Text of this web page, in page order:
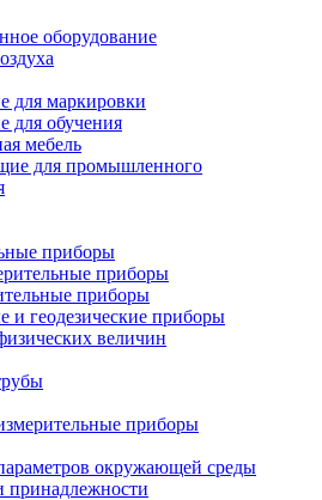
оборудование
для маркировки
для обучения
мебель
для промышленного
приборы
приборы
приборы
и геодезические приборы
величин
приборы
окружающей среды
принадлежности